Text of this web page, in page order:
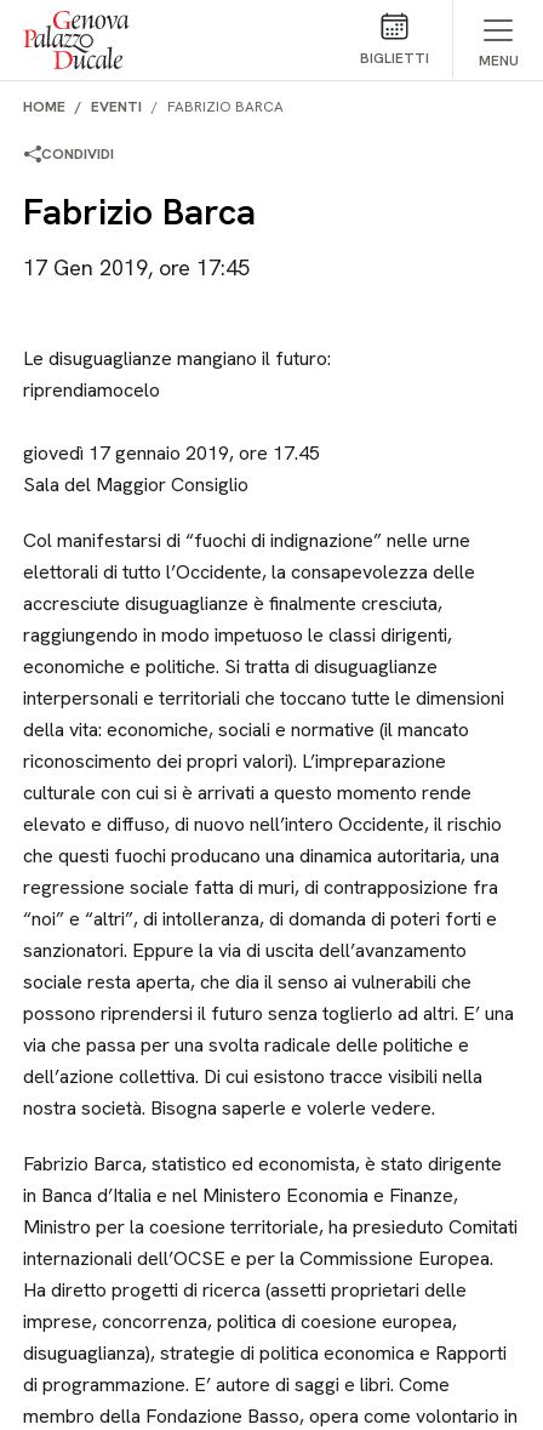
Salta al contenuto
BIGLIETTI MENU
HOME EVENTI FABRIZIO BARCA
CONDIVIDI
Fabrizio Barca
17 Gen 2019, ore 17:45
Le disuguaglianze mangiano il futuro:
riprendiamocelo
giovedì 17 gennaio 2019, ore 17.45
Sala del Maggior Consiglio
Col manifestarsi di “fuochi di indignazione” nelle urne
elettorali di tutto l’Occidente, la consapevolezza delle
accresciute disuguaglianze è finalmente cresciuta,
raggiungendo in modo impetuoso le classi dirigenti,
economiche e politiche. Si tratta di disuguaglianze
interpersonali e territoriali che toccano tutte le dimensioni
della vita: economiche, sociali e normative (il mancato
riconoscimento dei propri valori). L’impreparazione
culturale con cui si è arrivati a questo momento rende
elevato e diffuso, di nuovo nell’intero Occidente, il rischio
che questi fuochi producano una dinamica autoritaria, una
regressione sociale fatta di muri, di contrapposizione fra
“noi” e “altri”, di intolleranza, di domanda di poteri forti e
sanzionatori. Eppure la via di uscita dell’avanzamento
sociale resta aperta, che dia il senso ai vulnerabili che
possono riprendersi il futuro senza toglierlo ad altri. E’ una
via che passa per una svolta radicale delle politiche e
dell’azione collettiva. Di cui esistono tracce visibili nella
nostra società. Bisogna saperle e volerle vedere.
Fabrizio Barca, statistico ed economista, è stato dirigente
in Banca d’Italia e nel Ministero Economia e Finanze,
Ministro per la coesione territoriale, ha presieduto Comitati
internazionali dell’OCSE e per la Commissione Europea.
Ha diretto progetti di ricerca (assetti proprietari delle
imprese, concorrenza, politica di coesione europea,
disuguaglianza), strategie di politica economica e Rapporti
di programmazione. E’ autore di saggi e libri. Come
membro della Fondazione Basso, opera come volontario in